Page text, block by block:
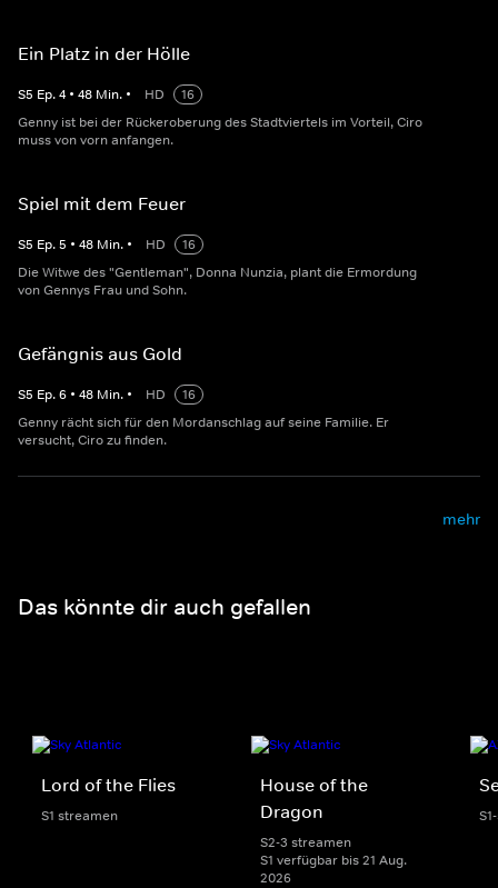
Ein Platz in der Hölle
S5 Ep.4 • 48 Min. • HD
16
Genny ist bei der Rückeroberung des Stadtviertels im Vorteil, Ciro
muss von vorn anfangen.
Spiel mit dem Feuer
S5 Ep.5 • 48 Min. • HD
16
Die Witwe des "Gentleman", Donna Nunzia, plant die Ermordung
von Gennys Frau und Sohn.
Gefängnis aus Gold
S5 Ep.6 • 48 Min. • HD
16
Genny rächt sich für den Mordanschlag auf seine Familie. Er
versucht, Ciro zu finden.
mehr
Das könnte dir auch gefallen
Lord of the Flies
S1 streamen
House of the
Dragon
S2-3 streamen
S1 verfügbar bis 21 Aug.
2026